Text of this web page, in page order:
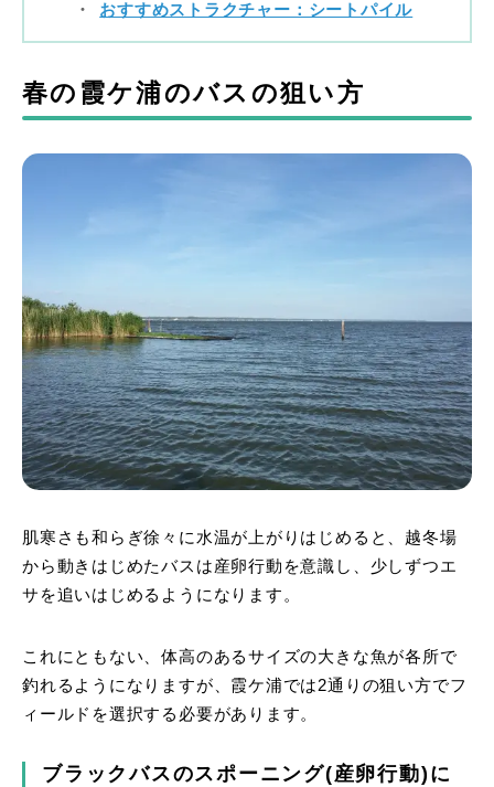
おすすめストラクチャー：シートパイル
春の霞ケ浦のバスの狙い方
肌寒さも和らぎ徐々に水温が上がりはじめると、越冬場
から動きはじめたバスは産卵行動を意識し、少しずつエ
サを追いはじめるようになります。
これにともない、体高のあるサイズの大きな魚が各所で
釣れるようになりますが、霞ケ浦では2通りの狙い方でフ
ィールドを選択する必要があります。
ブラックバスのスポーニング(産卵行動)に